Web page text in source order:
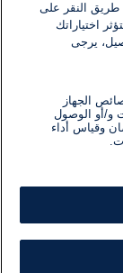
طريق النقر على
اختياراتك
يرجى
الجهاز
و/أو الوصول
وقياس أداء